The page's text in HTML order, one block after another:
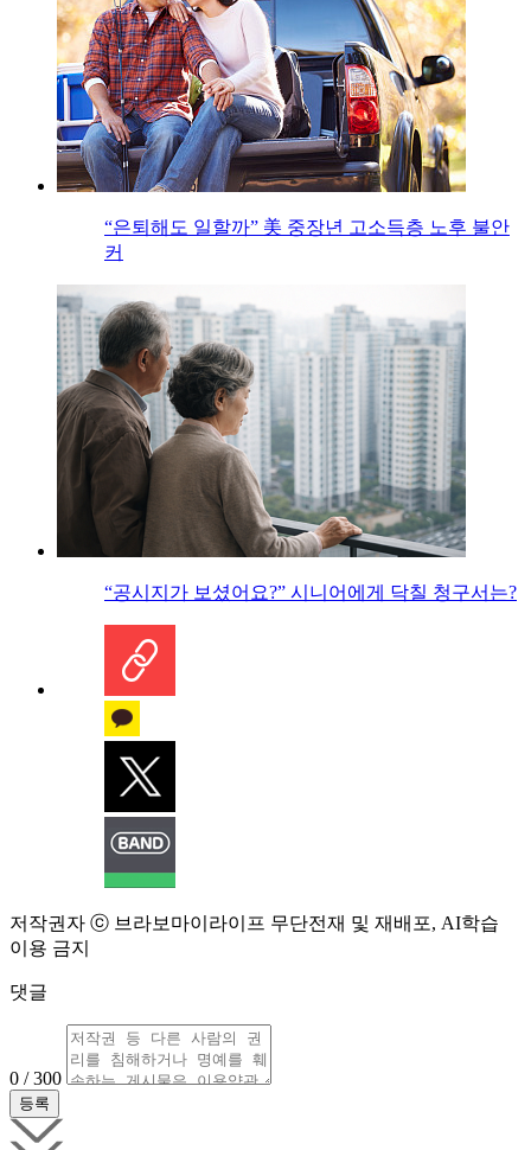
“은퇴해도 일할까” 美 중장년 고소득층 노후 불안
커
“공시지가 보셨어요?” 시니어에게 닥칠 청구서는?
저작권자 ⓒ 브라보마이라이프 무단전재 및 재배포, AI학습
이용 금지
댓글
0 / 300